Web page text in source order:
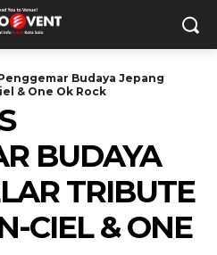
Budaya Jepang
& One Ok Rock
BUDAYA
TRIBUTE
CIEL & ONE